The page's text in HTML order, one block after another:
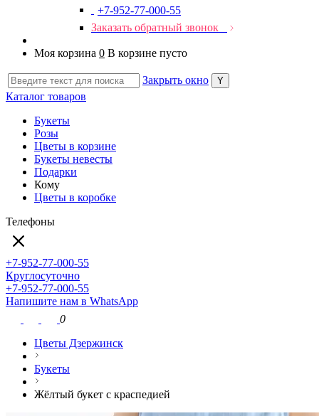
+7-952-77-000-55
Заказать обратный звонок
Моя корзина 0 В корзине пусто
Закрыть окно
Каталог товаров
Букеты
Розы
Цветы в корзине
Букеты невесты
Подарки
Кому
Цветы в коробке
Телефоны
+7-952-77-000-55
Круглосуточно
+7-952-77-000-55
Напишите нам в WhatsApp
0
Цветы Дзержинск
Букеты
Жёлтый букет с краспедией